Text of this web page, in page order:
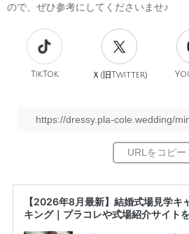
ので、ぜひ参考にしてくださいませ♪
TikTok Ｘ(旧Twitter)
https://dressy.pla-cole.wedding/
【2026年8月最新】結婚式場見学キ
キング｜プラコレや式場紹介サイト